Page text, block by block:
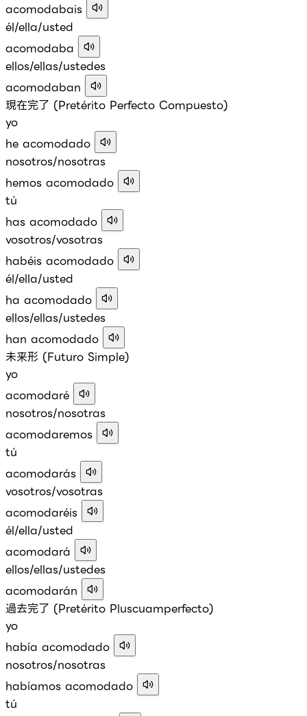
acomodabais
él/ella/usted
acomodaba
ellos/ellas/ustedes
acomodaban
現在完了 (Pretérito Perfecto Compuesto)
yo
he acomodado
nosotros/nosotras
hemos acomodado
tú
has acomodado
vosotros/vosotras
habéis acomodado
él/ella/usted
ha acomodado
ellos/ellas/ustedes
han acomodado
未来形 (Futuro Simple)
yo
acomodaré
nosotros/nosotras
acomodaremos
tú
acomodarás
vosotros/vosotras
acomodaréis
él/ella/usted
acomodará
ellos/ellas/ustedes
acomodarán
過去完了 (Pretérito Pluscuamperfecto)
yo
había acomodado
nosotros/nosotras
habíamos acomodado
tú